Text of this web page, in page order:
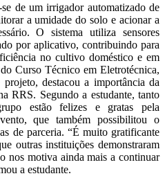
de um irrigador automatizado de
a umidade do solo e acionar a
O sistema utiliza sensores
por aplicativo, contribuindo para
no cultivo doméstico e em
Curso Técnico em Eletrotécnica,
destacou a importância da
RRS. Segundo a estudante, tanto
estão felizes e gratas pela
que também possibilitou o
de parceria. “É muito gratificante
outras instituições demonstraram
nos motiva ainda mais a continuar
a estudante.